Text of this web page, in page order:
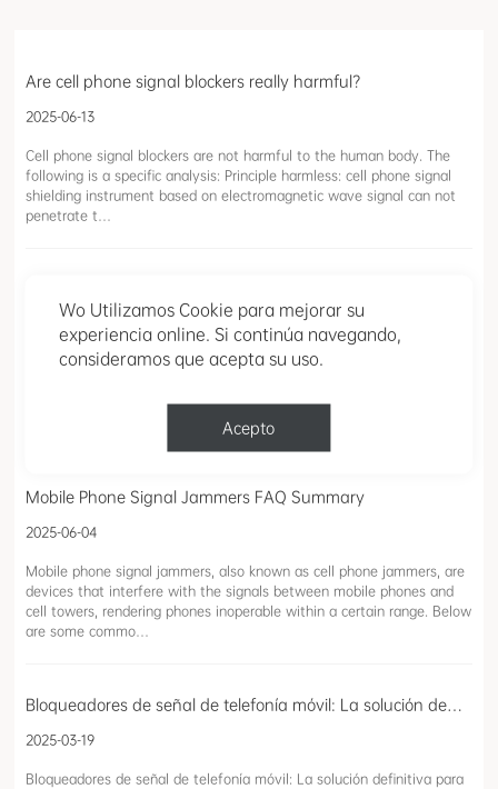
Are cell phone signal blockers really harmful?
2025-06-13
Cell phone signal blockers are not harmful to the human body. The
following is a specific analysis: Principle harmless: cell phone signal
shielding instrument based on electromagnetic wave signal can not
penetrate t…
A cell phone signal scanner is a device used to detect, analyze, and
scanners are often used for security purposes, network management,
Mobile Phone Signal Jammers FAQ Summary
2025-06-04
Mobile phone signal jammers, also known as cell phone jammers, are
devices that interfere with the signals between mobile phones and
cell towers, rendering phones inoperable within a certain range. Below
are some commo…
Bloqueadores de señal de telefonía móvil: La solución definitiva para una comunicación controlada
2025-03-19
Bloqueadores de señal de telefonía móvil: La solución definitiva para
Wo Utilizamos Cookie para mejorar su
experiencia online. Si continúa navegando,
consideramos que acepta su uso.
Acepto